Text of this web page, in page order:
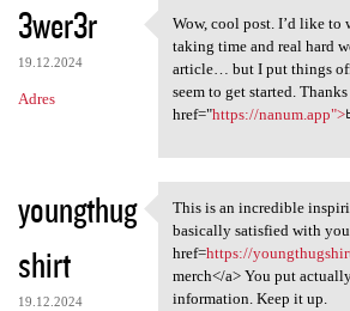
3wer3r
19.12.2024
Adres
Wow, cool post. I’d
Wow, cool post. I’d like
taking time and real hard
article… but I put things
seem to get started.
href="https://nanum.app">
youngthug
shirt
19.12.2024
This is an incredible
This is an incredible
basically satisfied with
href=https://
merch</a> You put
information. Keep it up.